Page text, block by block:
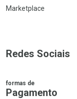
Marketplace
Redes Sociais
formas de
Pagamento